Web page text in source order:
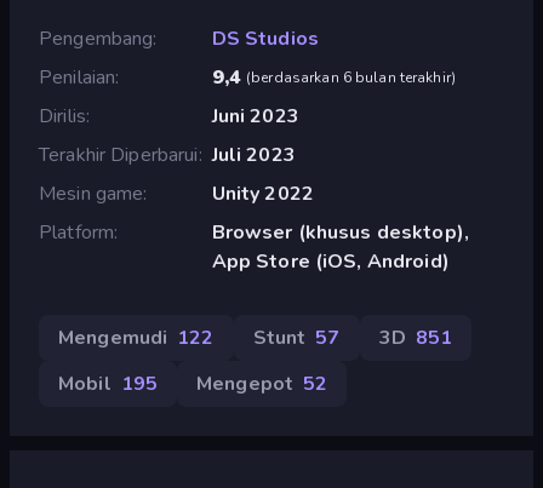
Pengembang
DS Studios
Penilaian
9,4 (berdasarkan 6 bulan terakhir)
Dirilis
Juni 2023
Terakhir Diperbarui Juli 2023
Mesin game
Unity 2022
Platform
Browser (khusus desktop),
App Store (iOS, Android)
Mengemudi 122 Stunt 57 3D 851
Mobil 195 Mengepot 52